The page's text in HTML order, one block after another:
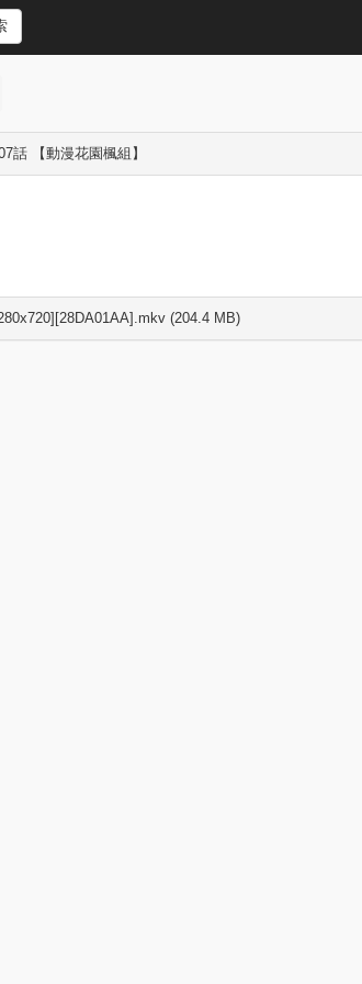
話 【動漫花園楓組】
(204.4 MB)